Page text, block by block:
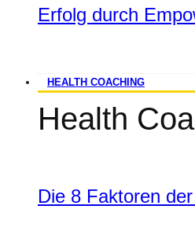
Erfolg durch
HEALTH COACHING
Health
Die 8 Faktoren